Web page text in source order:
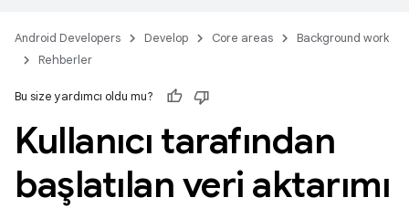
Android Developers Develop Core areas
Background work
Rehberler
Bu size yardımcı oldu mu?
Kullanıcı tarafından
başlatılan veri aktarımı